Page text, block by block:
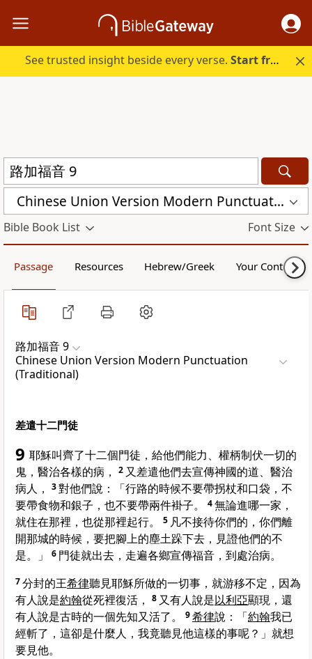
See trusted insight beside every verse.Start free.
Chinese Union Version Modern Punctuation (Traditional) (CUVMPT)
Bible Book List Font Size
Passage Resources Hebrew/Greek Your Content
路加福音 9
Chinese Union Version Modern Punctuation
(Traditional)
差遣十二門徒
9 耶穌叫齊了十二個門徒，給他們能力、權柄制伏一切的
鬼，醫治各樣的病，
2 又差遣他們去宣傳神國的道、醫治
病人，
3對他們說：
「行路的時候不要帶拐杖和口袋，不
要帶食物和銀子，也不要帶兩件褂子。
4無論進哪一家，
就住在那裡，也從那裡起行。
5 凡不接待你們的，你們離
開那城的時候，要把腳上的塵土跺下去，見證他們的不
是。」
6 門徒就出去，走遍各鄉宣傳福音，到處治病。
7分封的王希律聽見耶穌所做的一切事，就游移不定，因為
有人說是約翰從死裡復活， 8 又有人說是以利亞顯現，還
有人說是古時的一個先知又活了。
9希律說：「約翰我已
經斬了，這卻是什麼人，我竟聽見他這樣的事呢？」就想
要見他。